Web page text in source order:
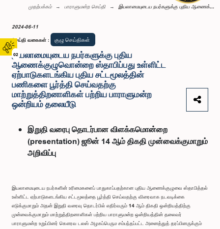
02
முதற்பக்கம் பாராளுமன்ற செய்தி இயலாமையுடைய நபர்களுக்கு புதிய ஆணைக்...
2024-06-11
செய்தி வகைகள் : குழு செய்திகள்
இயலாமையுடைய நபர்களுக்கு புதிய
ஆணைக்குழுவொன்றை ஸ்தாபிப்பது உள்ளிட்ட
ஏற்பாடுகளடங்கிய புதிய சட்டமூலத்தின்
பணிகளை பூர்த்தி செய்வதற்கு
மாற்றுத்திறனாளிகள் பற்றிய பாராளுமன்ற
ஒன்றியம் தலையீடு
இறுதி வரைபு தொடர்பான விளக்கமொன்றை
(presentation) ஜூன் 14 ஆம் திகதி முன்வைக்குமாறும்
அறிவிப்பு
இயலாமையுடைய நபர்களின் உரிமைகளைப் பாதுகாப்பதற்கான புதிய ஆணைக்குழுவை ஸ்தாபித்தல்
உள்ளிட்ட ஏற்பாடுகளடங்கிய சட்டமூலத்தை பூர்த்தி செய்வதற்கு விரைவாக நடவடிக்கை
எடுக்குமாறும் அதன் இறுதி வரைவு தொடர்பில் எதிர்வரும் 14 ஆம் திகதி ஒன்றியத்திற்கு
முன்வைக்குமாறும் மாற்றுத்திறனாளிகள் பற்றிய பாராளுமன்ற ஒன்றியத்தின் தலைவர்
பாராளுமன்ற உறுப்பினர் கௌரவ டலஸ் அழகப்பெரும சம்பந்தப்பட்ட அனைத்துத் தரப்பினருக்கும்